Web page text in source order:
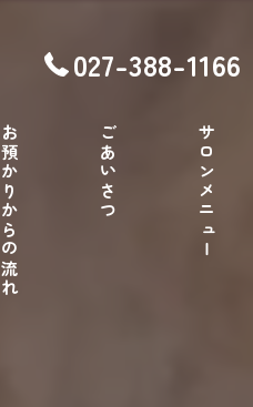
027-388-1166
お預かりからの流れ ごあいさつ サロンメニュー